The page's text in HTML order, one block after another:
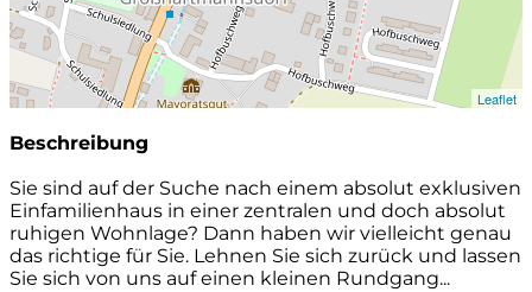
Leaflet
Beschreibung
Sie sind auf der Suche nach einem absolut exklusiven
Einfamilienhaus in einer zentralen und doch absolut
ruhigen Wohnlage? Dann haben wir vielleicht genau
das richtige für Sie. Lehnen Sie sich zurück und lassen
Sie sich von uns auf einen kleinen Rundgang...